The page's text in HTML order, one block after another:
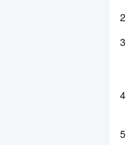
2
3
4
5